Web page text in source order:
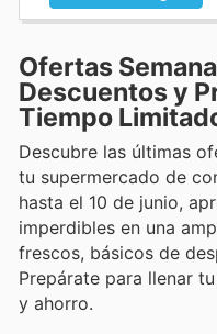
Ofertas
Descuentos y
Tiempo
Descubre las últimas
tu supermercado de
hasta el 10 de junio,
imperdibles en una
frescos, básicos de
Prepárate para llenar
y ahorro.